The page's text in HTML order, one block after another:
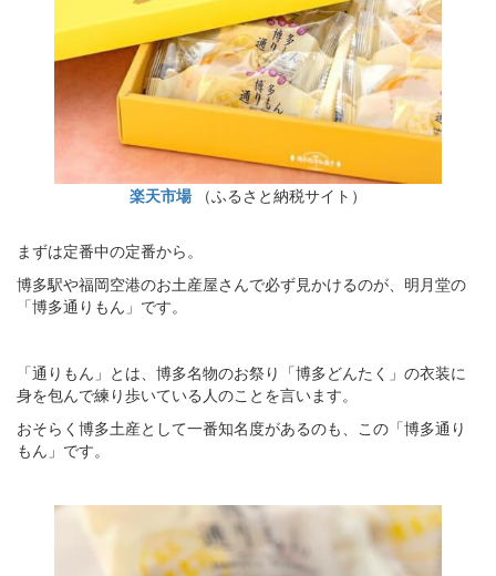
楽天市場 （ふるさと納税サイト）
まずは定番中の定番から。
博多駅や福岡空港のお土産屋さんで必ず見かけるのが、明月堂の
「博多通りもん」です。
「通りもん」とは、博多名物のお祭り「博多どんたく」の衣装に
身を包んで練り歩いている人のことを言います。
おそらく博多土産として一番知名度があるのも、この「博多通り
もん」です。